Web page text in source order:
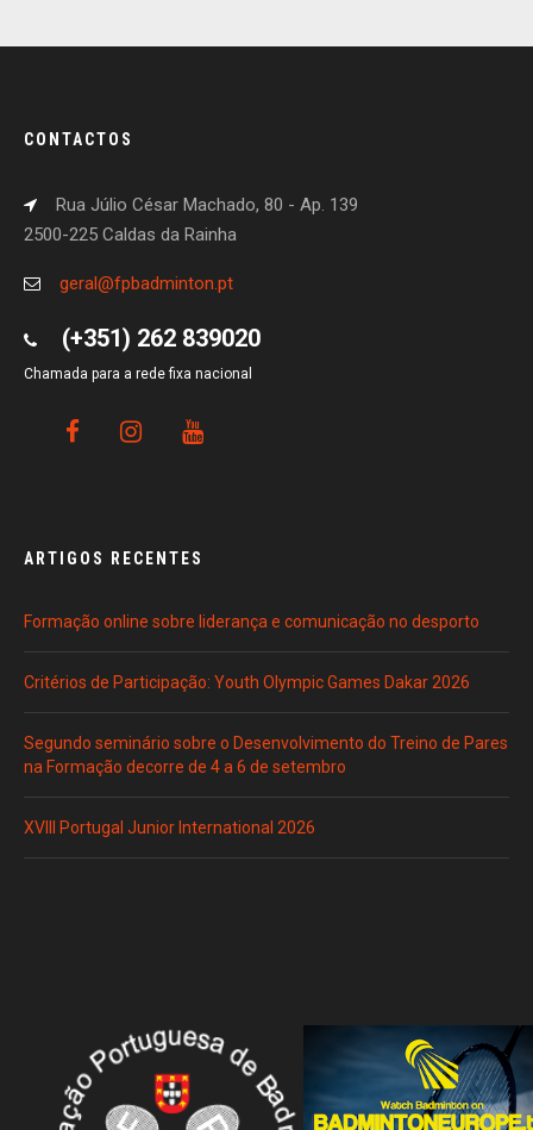
CONTACTOS
Rua Júlio César Machado, 80 - Ap. 139
2500-225 Caldas da Rainha
geral@fpbadminton.pt
(+351) 262 839020
Chamada para a rede fixa nacional
ARTIGOS RECENTES
Formação online sobre liderança e comunicação no desporto
Critérios de Participação: Youth Olympic Games Dakar 2026
Segundo seminário sobre o Desenvolvimento do Treino de Pares
na Formação decorre de 4 a 6 de setembro
XVIII Portugal Junior International 2026